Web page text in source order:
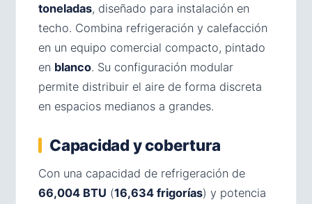
toneladas, diseñado para instalación en
techo. Combina refrigeración y calefacción
en un equipo comercial compacto, pintado
en blanco. Su configuración modular
permite distribuir el aire de forma discreta
en espacios medianos a grandes.
Capacidad y cobertura
Con una capacidad de refrigeración de
66,004 BTU (16,634 frigorías) y potencia